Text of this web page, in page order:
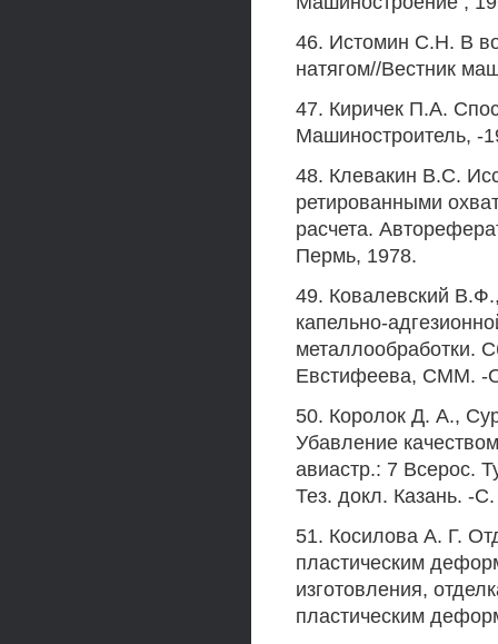
46. Истомин С.Н. В
натягом//Вестник
47. Киричек П.А.
Машиностроитель, -
48. Клевакин B.C.
ретированными
расчета.
Пермь, 1978.
49. Ковалевский
капельно-
металлообработки.
Евстифеева, СММ. -
50. Королок Д. А.,
Убавление
авиастр.: 7 Всерос.
Тез. докл. Казань. -
51. Косилова А. Г.
пластическим
изготовления,
пластическим